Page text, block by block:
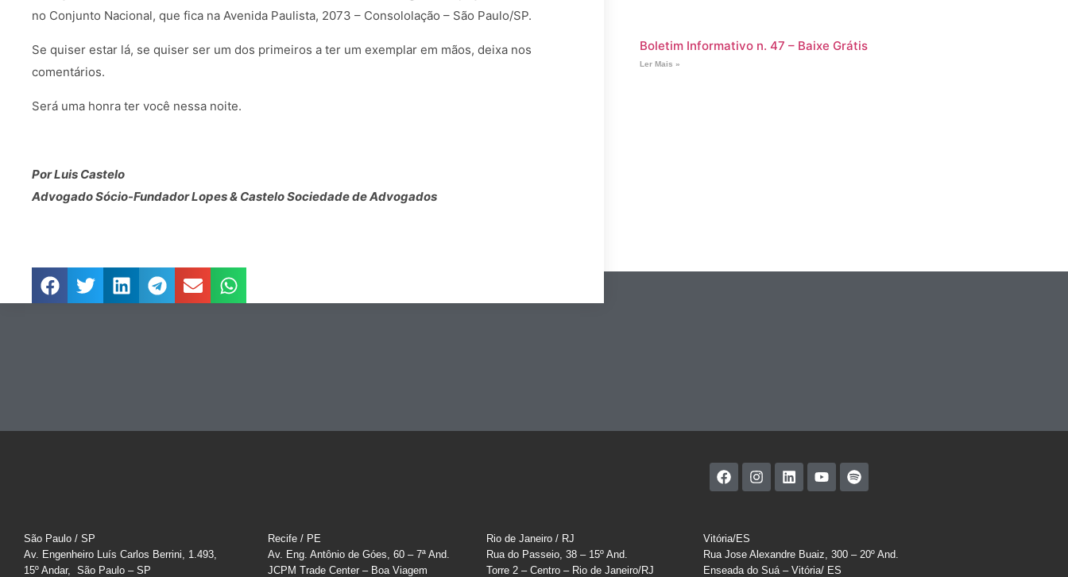
no Conjunto Nacional, que fica na Avenida Paulista, 2073 – Consololação – São Paulo/SP.
Se quiser estar lá, se quiser ser um dos primeiros a ter um exemplar em mãos, deixa nos
comentários.
Será uma honra ter você nessa noite.
Por Luis Castelo
Advogado Sócio-Fundador Lopes & Castelo Sociedade de Advogados
Boletim Informativo n. 47 – Baixe Grátis
Ler Mais »
São Paulo / SP
Av. Engenheiro Luís Carlos Berrini, 1.493,
15º Andar, São Paulo – SP
Recife / PE
Av. Eng. Antônio de Góes, 60 – 7ª And.
JCPM Trade Center – Boa Viagem
Rio de Janeiro / RJ
Rua do Passeio, 38 – 15º And.
Torre 2 – Centro – Rio de Janeiro/RJ
Vitória/ES
Rua Jose Alexandre Buaiz, 300 – 20º And.
Enseada do Suá – Vitória/ ES